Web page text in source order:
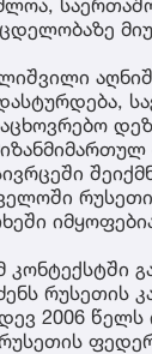
კონტექსტში
რუსეთის
2006 წელს